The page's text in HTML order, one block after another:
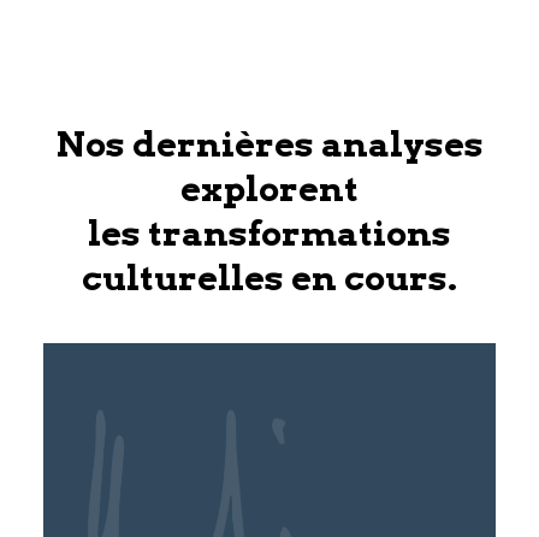
Nos dernières analyses
explorent
les transformations
culturelles en cours.